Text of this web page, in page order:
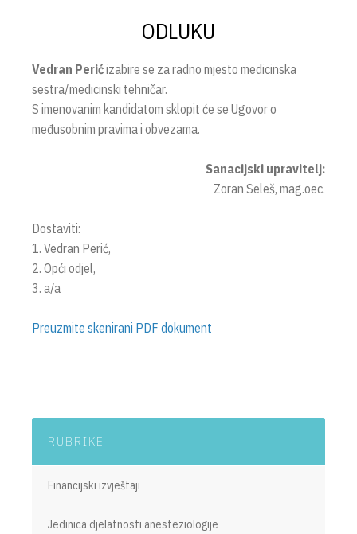
ODLUKU
Vedran Perićizabire se za radno mjesto medicinska
sestra/medicinski tehničar.
S imenovanim kandidatom sklopit će se Ugovor o
međusobnim pravima i obvezama.
Sanacijski upravitelj:
Zoran Seleš, mag.oec.
Dostaviti:
1. Vedran Perić,
2. Opći odjel,
3. a/a
Preuzmite skenirani PDF dokument
RUBRIKE
Financijski izvještaji
Jedinica djelatnosti anesteziologije